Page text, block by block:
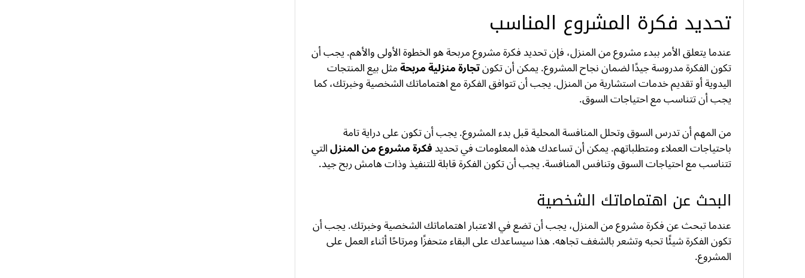
تحديد فكرة المشروع المناسب
عندما يتعلق الأمر ببدء مشروع من المنزل، فإن تحديد فكرة مشروع مربحة هو الخطوة الأولى والأهم. يجب أن
تكون الفكرة مدروسة جيدًا لضمان نجاح المشروع. يمكن أن تكونتجارة منزلية مربحةمثل بيع المنتجات
اليدوية أو تقديم خدمات استشارية من المنزل. يجب أن تتوافق الفكرة مع اهتماماتك الشخصية وخبرتك، كما
يجب أن تتناسب مع احتياجات السوق.
من المهم أن تدرس السوق وتحلل المنافسة المحلية قبل بدء المشروع. يجب أن تكون على دراية تامة
باحتياجات العملاء ومتطلباتهم. يمكن أن تساعدك هذه المعلومات في تحديدفكرة مشروع من المنزلالتي
تتناسب مع احتياجات السوق وتنافس المنافسة. يجب أن تكون الفكرة قابلة للتنفيذ وذات هامش ربح جيد.
البحث عن اهتماماتك الشخصية
عندما تبحث عن فكرة مشروع من المنزل، يجب أن تضع في الاعتبار اهتماماتك الشخصية وخبرتك. يجب أن
تكون الفكرة شيئًا تحبه وتشعر بالشغف تجاهه. هذا سيساعدك على البقاء متحفزًا ومرتاحًا أثناء العمل على
المشروع.